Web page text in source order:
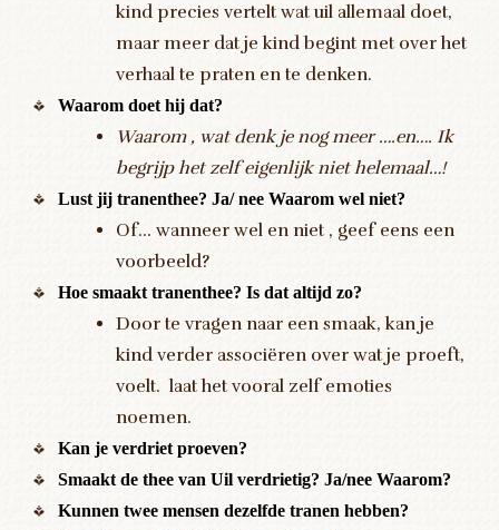
kind precies vertelt wat uil allemaal doet,
maar meer dat je kind begint met over het
verhaal te praten en te denken.
Waarom doet hij dat?
Waarom , wat denk je nog meer ….en…. Ik
begrijp het zelf eigenlijk niet helemaal…!
Lust jij tranenthee? Ja/ nee Waarom wel niet?
Of… wanneer wel en niet , geef eens een
voorbeeld?
Hoe smaakt tranenthee? Is dat altijd zo?
Door te vragen naar een smaak, kan je
kind verder associëren over wat je proeft,
voelt. laat het vooral zelf emoties
noemen.
Kan je verdriet proeven?
Smaakt de thee van Uil verdrietig? Ja/nee Waarom?
Kunnen twee mensen dezelfde tranen hebben?